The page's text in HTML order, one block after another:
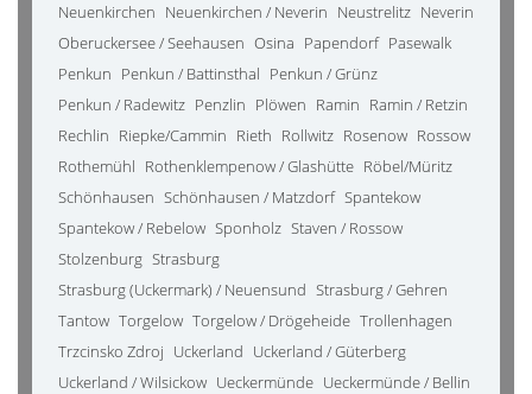
Neuenkirchen Neuenkirchen / Neverin Neustrelitz Neverin
Oberuckersee / Seehausen Osina Papendorf Pasewalk
Penkun Penkun / Battinsthal Penkun / Grünz
Penkun / Radewitz Penzlin Plöwen Ramin Ramin / Retzin
Rechlin Riepke/Cammin Rieth Rollwitz Rosenow Rossow
Rothemühl Rothenklempenow / Glashütte Röbel/Müritz
Schönhausen Schönhausen / Matzdorf Spantekow
Spantekow / Rebelow Sponholz Staven / Rossow
Stolzenburg Strasburg
Strasburg (Uckermark) / Neuensund Strasburg / Gehren
Tantow Torgelow Torgelow / Drögeheide Trollenhagen
Trzcinsko Zdroj Uckerland Uckerland / Güterberg
Uckerland / Wilsickow Ueckermünde Ueckermünde / Bellin